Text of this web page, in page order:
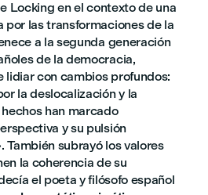
Locking en el contexto de una
por las transformaciones de la
a la segunda generación
de la democracia,
lidiar con cambios profundos:
la deslocalización y la
han marcado
y su pulsión
También subrayó los valores
la coherencia de su
el poeta y filósofo español